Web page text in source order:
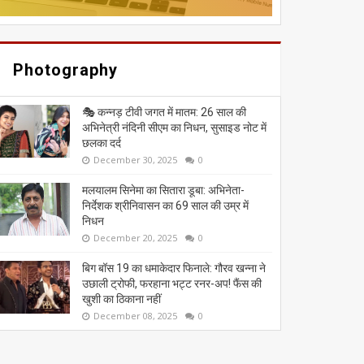
Photography
🎭 कन्नड़ टीवी जगत में मातम: 26 साल की
अभिनेत्री नंदिनी सीएम का निधन, सुसाइड नोट में
छलका दर्द
December 30, 2025 0
मलयालम सिनेमा का सितारा डूबा: अभिनेता-
निर्देशक श्रीनिवासन का 69 साल की उम्र में
निधन
December 20, 2025 0
बिग बॉस 19 का धमाकेदार फिनाले: गौरव खन्ना ने
उछाली ट्रोफी, फरहाना भट्ट रनर-अप! फैंस की
खुशी का ठिकाना नहीं
December 08, 2025 0